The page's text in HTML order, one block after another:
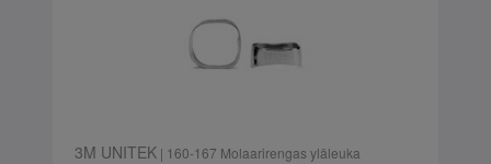
3M UNITEK| 160-167 Molaarirengas yläleuka